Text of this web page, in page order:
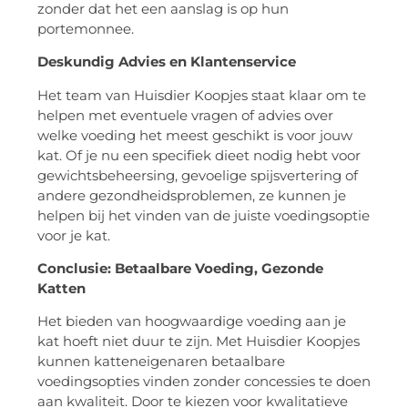
zonder dat het een aanslag is op hun
portemonnee.
Deskundig Advies en Klantenservice
Het team van Huisdier Koopjes staat klaar om te
helpen met eventuele vragen of advies over
welke voeding het meest geschikt is voor jouw
kat. Of je nu een specifiek dieet nodig hebt voor
gewichtsbeheersing, gevoelige spijsvertering of
andere gezondheidsproblemen, ze kunnen je
helpen bij het vinden van de juiste voedingsoptie
voor je kat.
Conclusie: Betaalbare Voeding, Gezonde
Katten
Het bieden van hoogwaardige voeding aan je
kat hoeft niet duur te zijn. Met Huisdier Koopjes
kunnen katteneigenaren betaalbare
voedingsopties vinden zonder concessies te doen
aan kwaliteit. Door te kiezen voor kwalitatieve